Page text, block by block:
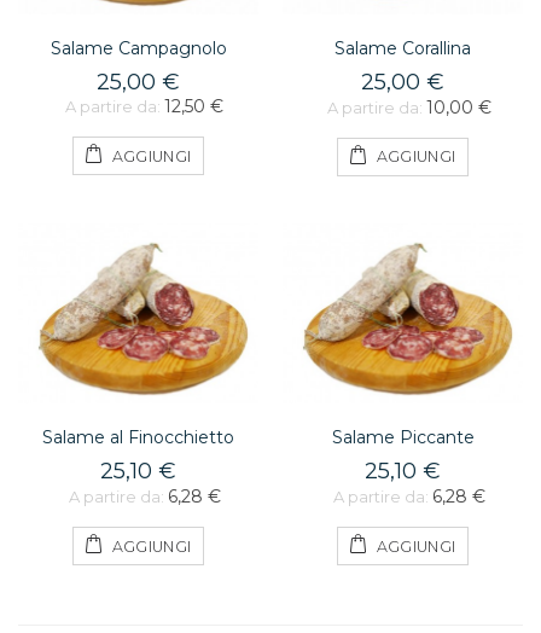
Salame Campagnolo
25,00 €
A partire da: 12,50 €
AGGIUNGI
Salame Corallina
25,00 €
A partire da: 10,00 €
AGGIUNGI
Salame al Finocchietto
25,10 €
A partire da: 6,28 €
AGGIUNGI
Salame Piccante
25,10 €
A partire da: 6,28 €
AGGIUNGI